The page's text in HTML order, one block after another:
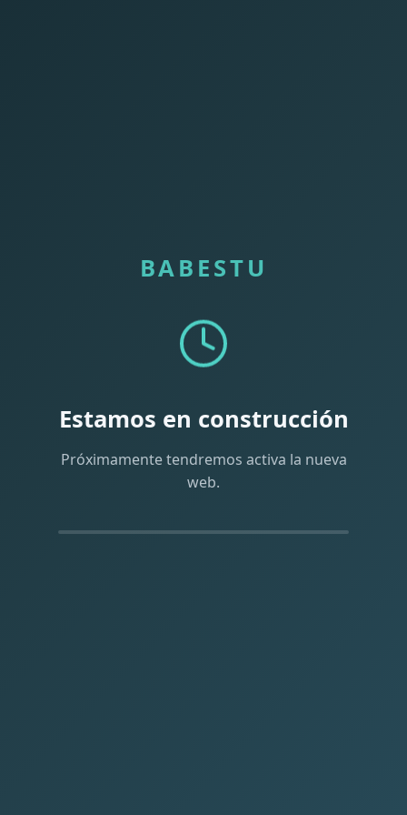
BABESTU
Estamos en construcción
Próximamente tendremos activa la nueva
web.